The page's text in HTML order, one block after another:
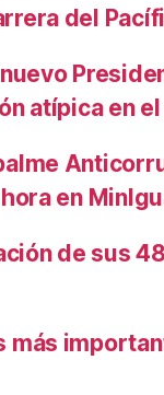
del
atípica en
en
de sus
más